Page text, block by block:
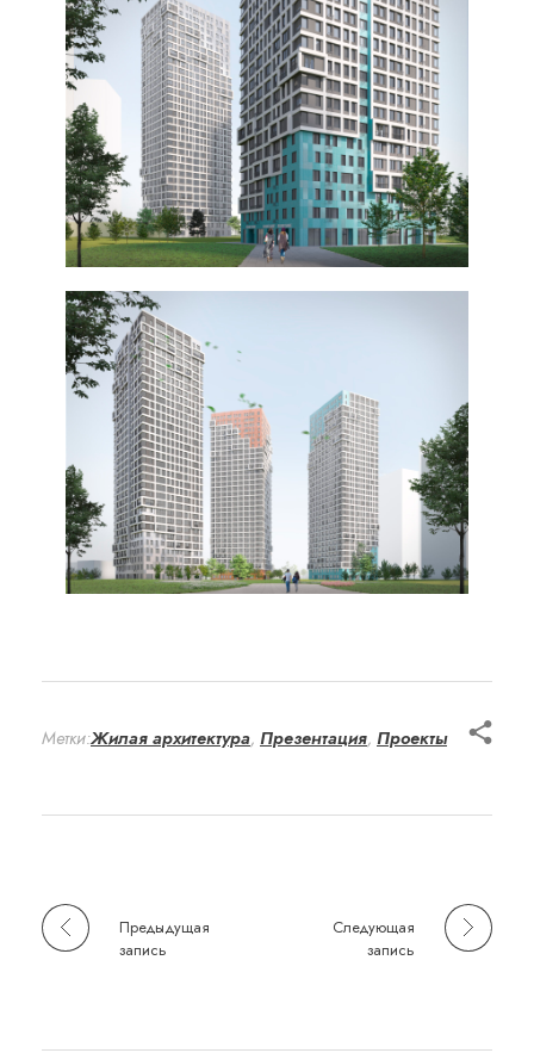
Метки:Жилая архитектура, Презентация, Проекты
Предыдущая
запись
Следующая
запись